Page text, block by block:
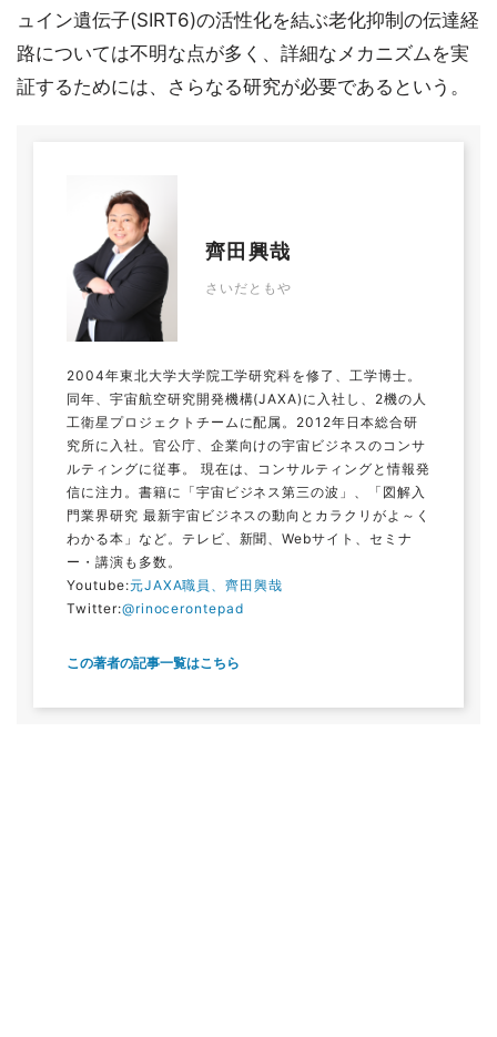
ュイン遺伝子(SIRT6)の活性化を結ぶ老化抑制の伝達経
路については不明な点が多く、詳細なメカニズムを実
証するためには、さらなる研究が必要であるという。
齊田興哉
さいだともや
2004年東北大学大学院工学研究科を修了、工学博士。
同年、宇宙航空研究開発機構(JAXA)に入社し、2機の人
工衛星プロジェクトチームに配属。2012年日本総合研
究所に入社。官公庁、企業向けの宇宙ビジネスのコンサ
ルティングに従事。 現在は、コンサルティングと情報発
信に注力。書籍に「宇宙ビジネス第三の波」、「図解入
門業界研究 最新宇宙ビジネスの動向とカラクリがよ～く
わかる本」など。テレビ、新聞、Webサイト、セミナ
ー・講演も多数。
Youtube:元JAXA職員、齊田興哉
Twitter:@rinocerontepad
この著者の記事一覧はこちら